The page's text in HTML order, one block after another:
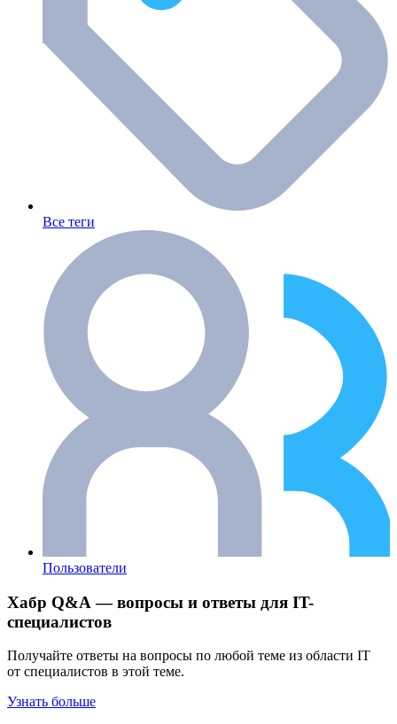
Все теги
Пользователи
Хабр Q&A — вопросы и ответы для IT-
специалистов
Получайте ответы на вопросы по любой теме из области IT
от специалистов в этой теме.
Узнать больше